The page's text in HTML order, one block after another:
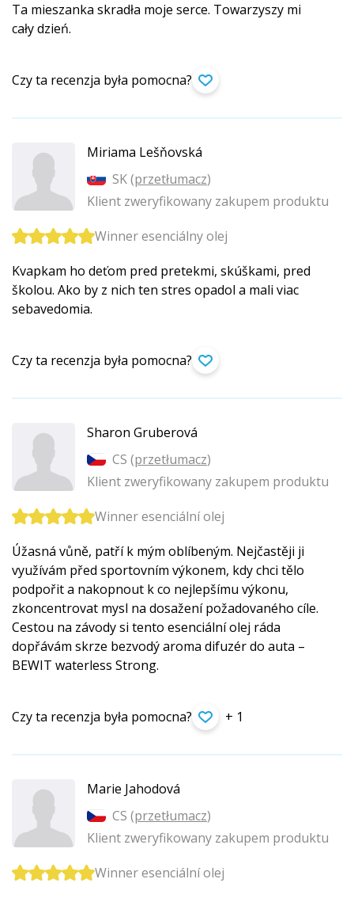
Ta mieszanka skradła moje serce. Towarzyszy mi
cały dzień.
Czy ta recenzja była pomocna?
Miriama Lešňovská
SK (przetłumacz)
Klient zweryfikowany zakupem produktu
Winner esenciálny olej
Kvapkam ho deťom pred pretekmi, skúškami, pred
školou. Ako by z nich ten stres opadol a mali viac
sebavedomia.
Czy ta recenzja była pomocna?
Sharon Gruberová
CS (przetłumacz)
Klient zweryfikowany zakupem produktu
Winner esenciální olej
Úžasná vůně, patří k mým oblíbeným. Nejčastěji ji
využívám před sportovním výkonem, kdy chci tělo
podpořit a nakopnout k co nejlepšímu výkonu,
zkoncentrovat mysl na dosažení požadovaného cíle.
Cestou na závody si tento esenciální olej ráda
dopřávám skrze bezvodý aroma difuzér do auta –
BEWIT waterless Strong.
Czy ta recenzja była pomocna? + 1
Marie Jahodová
CS (przetłumacz)
Klient zweryfikowany zakupem produktu
Winner esenciální olej